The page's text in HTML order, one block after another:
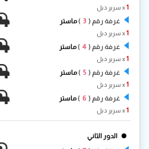
1
غرفة رقم ( 3
)ماستر
1
غرفة رقم ( 4
)ماستر
1
غرفة رقم ( 5
)ماستر
1
غرفة رقم ( 6
)ماستر
1
الدور الثاني